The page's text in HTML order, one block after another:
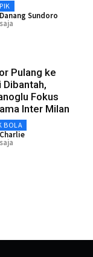
Danang Sundoro
Pulang ke
Dibantah,
Fokus
Inter Milan
BOLA
Charlie